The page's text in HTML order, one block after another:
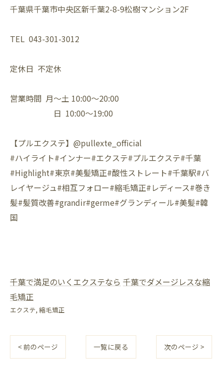
千葉県千葉市中央区新千葉2-8-9松樹マンション2F⁡
TEL 043-301-3012⁡
定休日 不定休⁡
営業時間 月〜土 10:00〜20:00⁡
日 10:00〜19:00⁡
【プルエクステ】@pullexte_official⁡
⁡#ハイライト#インナー#エクステ#プルエクステ#千葉
#Highlight#東京#美髪矯正#酸性ストレート#千葉駅#バ
レイヤージュ#相互フォロー#縮毛矯正#レディース#巻き
髪#髪質改善#grandir#germe#グランディール#美髪#韓
国
千葉で満足のいくエクステなら 千葉でダメージレスな縮
毛矯正
エクステ 縮毛矯正
< 前のページ 一覧に戻る 次のページ >